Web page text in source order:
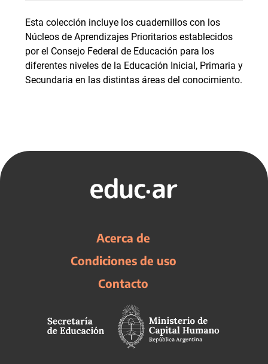
Esta colección incluye los cuadernillos con los
Núcleos de Aprendizajes Prioritarios establecidos
por el Consejo Federal de Educación para los
diferentes niveles de la Educación Inicial, Primaria y
Secundaria en las distintas áreas del conocimiento.
Acerca de
Condiciones de uso
Contacto